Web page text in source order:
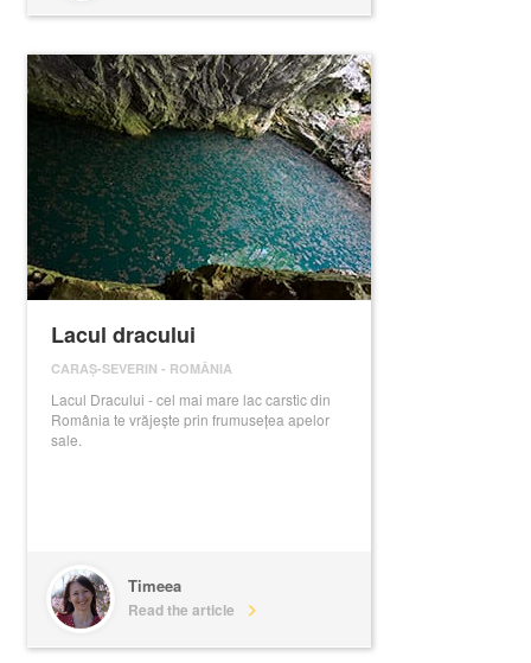
Lacul dracului
CARAȘ-SEVERIN - ROMÂNIA
Lacul Dracului - cel mai mare lac carstic din
România te vrăjește prin frumusețea apelor
sale.
Timeea
Read the article